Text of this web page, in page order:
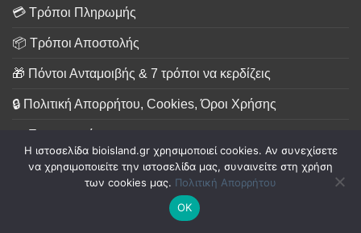
💳 Τρόποι Πληρωμής
📦 Τρόποι Αποστολής
🎁 Πόντοι Ανταμοιβής & 7 τρόποι να κερδίζεις
🔒 Πολιτική Απορρήτου, Cookies, Όροι Χρήσης
📧 Επικοινωνία
ΓΡΗΓΟΡΗ ΠΡΟΣΒΑΣΗ
Η ιστοσελίδα bioisland.gr χρησιμοποιεί cookies. Αν συνεχίσετε
να χρησιμοποιείτε την ιστοσελίδα μας, συναινείτε στη χρήση
των cookies μας. Πολιτική Απορρήτου
ΟΚ